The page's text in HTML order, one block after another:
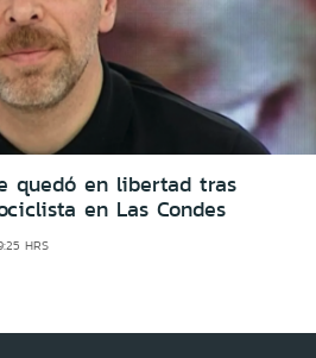
quedó en libertad tras
en Las Condes
HRS